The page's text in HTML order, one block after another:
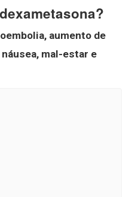
aumento de
mal-estar e